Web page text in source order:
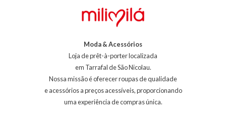
Moda & Acessórios
Loja de prêt-à-porter localizada
em Tarrafal de São Nicolau.
Nossa missão é oferecer roupas de qualidade
e acessórios a preços acessíveis, proporcionando
uma experiência de compras única.